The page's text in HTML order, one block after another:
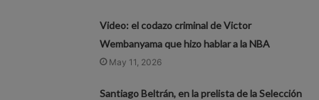
Video: el codazo criminal de Victor
Wembanyama que hizo hablar a la NBA
May 11, 2026
Santiago Beltrán, en la prelista de la Selección